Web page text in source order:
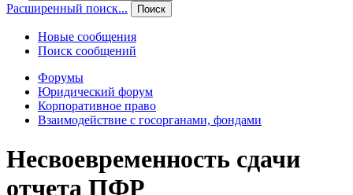
Расширенный поиск...
Поиск
Новые сообщения
Поиск сообщений
Форумы
Юридический форум
Корпоративное право
Взаимодействие с госорганами, фондами
Несвоевременность сдачи
отчета ПФР